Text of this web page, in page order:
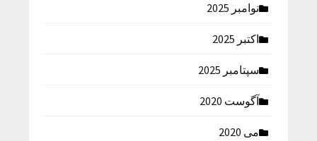
نوامبر 2025
اکتبر 2025
سپتامبر 2025
آگوست 2020
می 2020